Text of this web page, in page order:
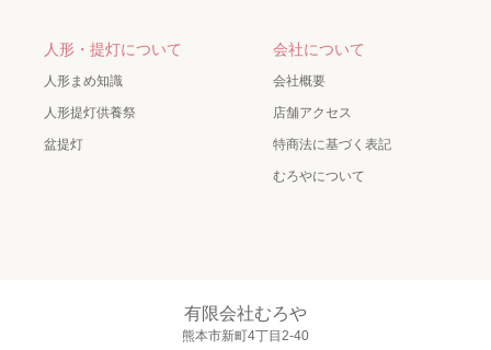
人形・提灯について
人形まめ知識
人形提灯供養祭
盆提灯
会社について
会社概要
店舗アクセス
特商法に基づく表記
むろやについて
有限会社むろや
熊本市新町4丁目2-40